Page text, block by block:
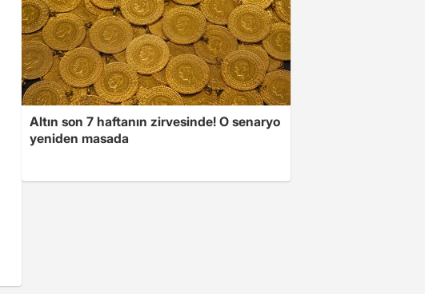
Altın son 7 haftanın zirvesinde! O senaryo
yeniden masada